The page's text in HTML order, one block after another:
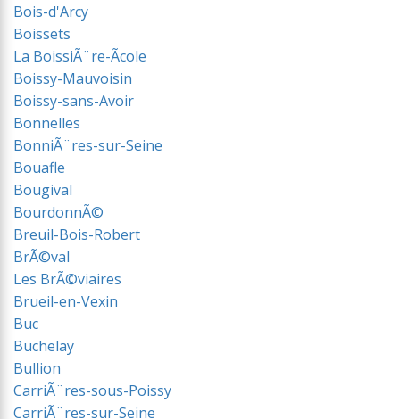
Bois-d'Arcy
Boissets
La BoissiÃ¨re-Ãcole
Boissy-Mauvoisin
Boissy-sans-Avoir
Bonnelles
BonniÃ¨res-sur-Seine
Bouafle
Bougival
BourdonnÃ©
Breuil-Bois-Robert
BrÃ©val
Les BrÃ©viaires
Brueil-en-Vexin
Buc
Buchelay
Bullion
CarriÃ¨res-sous-Poissy
CarriÃ¨res-sur-Seine